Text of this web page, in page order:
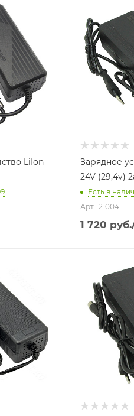
LiIon
Зарядное
24V (29,4v)
Есть в
Арт.: 21004
1 720 руб.